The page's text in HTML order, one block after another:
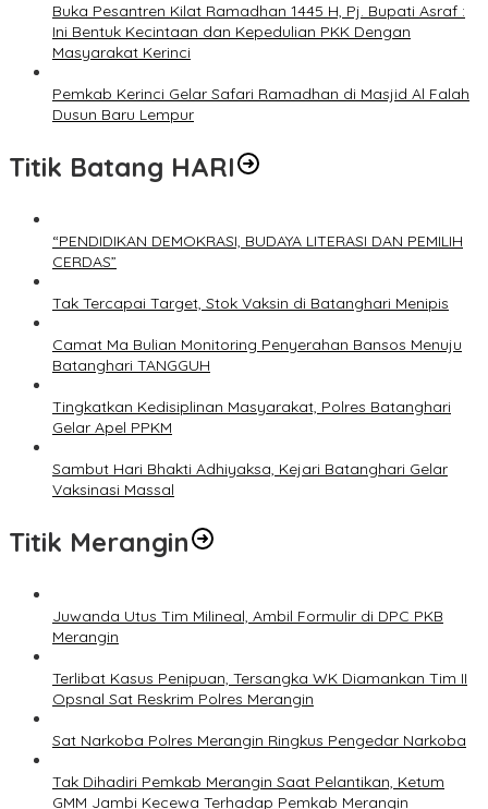
Buka Pesantren Kilat Ramadhan 1445 H, Pj. Bupati Asraf :
Ini Bentuk Kecintaan dan Kepedulian PKK Dengan
Masyarakat Kerinci
Pemkab Kerinci Gelar Safari Ramadhan di Masjid Al Falah
Dusun Baru Lempur
Titik Batang HARI
“PENDIDIKAN DEMOKRASI, BUDAYA LITERASI DAN PEMILIH
CERDAS”
Tak Tercapai Target, Stok Vaksin di Batanghari Menipis
Camat Ma Bulian Monitoring Penyerahan Bansos Menuju
Batanghari TANGGUH
Tingkatkan Kedisiplinan Masyarakat, Polres Batanghari
Gelar Apel PPKM
Sambut Hari Bhakti Adhiyaksa, Kejari Batanghari Gelar
Vaksinasi Massal
Titik Merangin
Juwanda Utus Tim Milineal, Ambil Formulir di DPC PKB
Merangin
Terlibat Kasus Penipuan, Tersangka WK Diamankan Tim II
Opsnal Sat Reskrim Polres Merangin
Sat Narkoba Polres Merangin Ringkus Pengedar Narkoba
Tak Dihadiri Pemkab Merangin Saat Pelantikan, Ketum
GMM Jambi Kecewa Terhadap Pemkab Merangin